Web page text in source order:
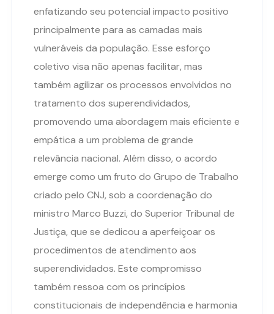
enfatizando seu potencial impacto positivo
principalmente para as camadas mais
vulneráveis da população. Esse esforço
coletivo visa não apenas facilitar, mas
também agilizar os processos envolvidos no
tratamento dos superendividados,
promovendo uma abordagem mais eficiente e
empática a um problema de grande
relevância nacional. Além disso, o acordo
emerge como um fruto do Grupo de Trabalho
criado pelo CNJ, sob a coordenação do
ministro Marco Buzzi, do Superior Tribunal de
Justiça, que se dedicou a aperfeiçoar os
procedimentos de atendimento aos
superendividados. Este compromisso
também ressoa com os princípios
constitucionais de independência e harmonia